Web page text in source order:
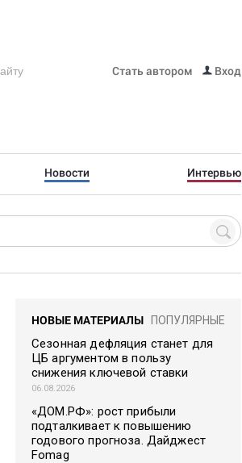
Стать автором Вход
Новости Интервью
НОВЫЕ МАТЕРИАЛЫ ПОПУЛЯРНЫЕ
Сезонная дефляция станет для
ЦБ аргументом в пользу
снижения ключевой ставки
06.08.2026
«ДОМ.РФ»: рост прибыли
подталкивает к повышению
годового прогноза. Дайджест
Fomag